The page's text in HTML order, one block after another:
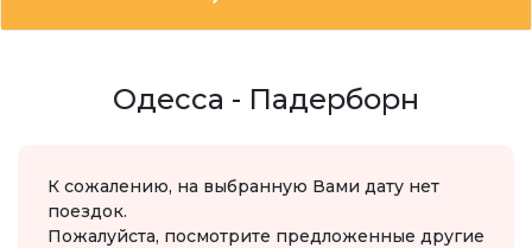
Одесса - Падерборн
К сожалению, на выбранную Вами дату нет
поездок.
Пожалуйста, посмотрите предложенные другие